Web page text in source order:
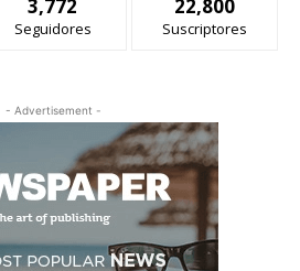
3,772
Seguidores
22,800
Suscriptores
- Advertisement -